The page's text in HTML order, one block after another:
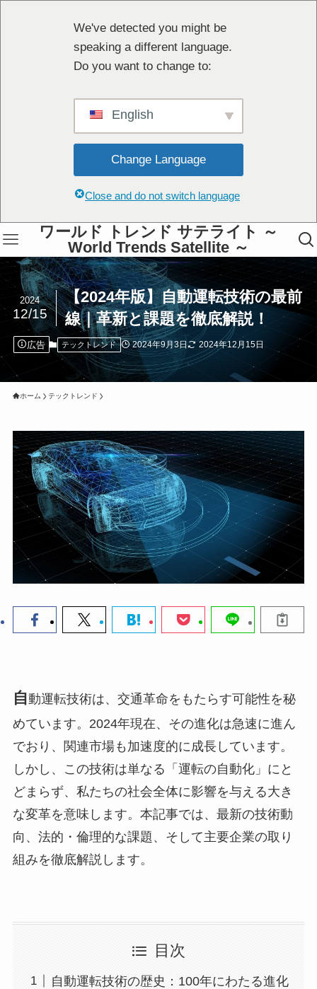
We've detected you might be
speaking a different language.
Do you want to change to:
English
Change Language
Close and do not switch language
ワールド トレンド サテライト ～
World Trends Satellite ～
【2024年版】自動運転技術の最前
線｜革新と課題を徹底解説！
2024
12/15
広告 テックトレンド 2024年9月3日 2024年12月15日
ホーム テックトレンド
自動運転技術は、交通革命をもたらす可能性を秘
めています。2024年現在、その進化は急速に進ん
でおり、関連市場も加速度的に成長しています。
しかし、この技術は単なる「運転の自動化」にと
どまらず、私たちの社会全体に影響を与える大き
な変革を意味します。本記事では、最新の技術動
向、法的・倫理的な課題、そして主要企業の取り
組みを徹底解説します。
目次
自動運転技術の歴史：100年にわたる進化